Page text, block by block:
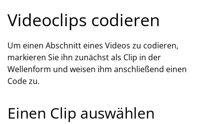
Videoclips codieren
Um einen Abschnitt eines Videos zu codieren,
markieren Sie ihn zunächst als Clip in der
Wellenform und weisen ihm anschließend einen
Code zu.
Einen Clip auswählen